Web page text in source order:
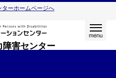
ターホームページへ
障害センター